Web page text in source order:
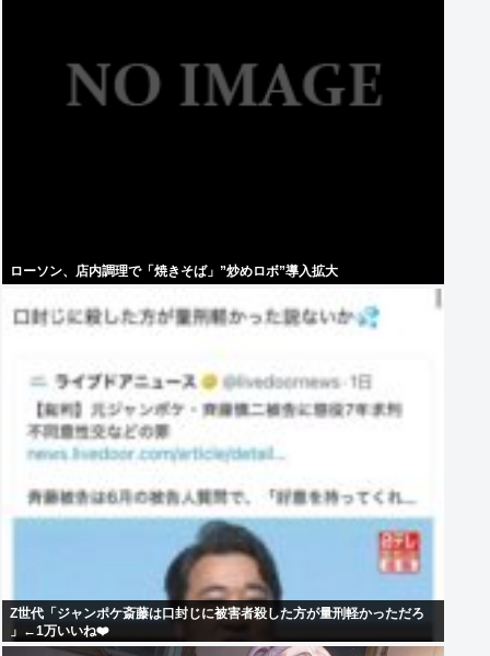
ローソン、店内調理で「焼きそば」”炒めロボ”導入拡大
Z世代「ジャンポケ斎藤は口封じに被害者殺した方が量刑軽かっただろ
」←1万いいね❤️